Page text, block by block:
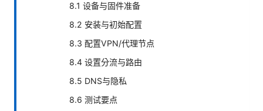
8.1 设备与固件准备
8.2 安装与初始配置
8.3 配置VPN/代理节点
8.4 设置分流与路由
8.5 DNS与隐私
8.6 测试要点